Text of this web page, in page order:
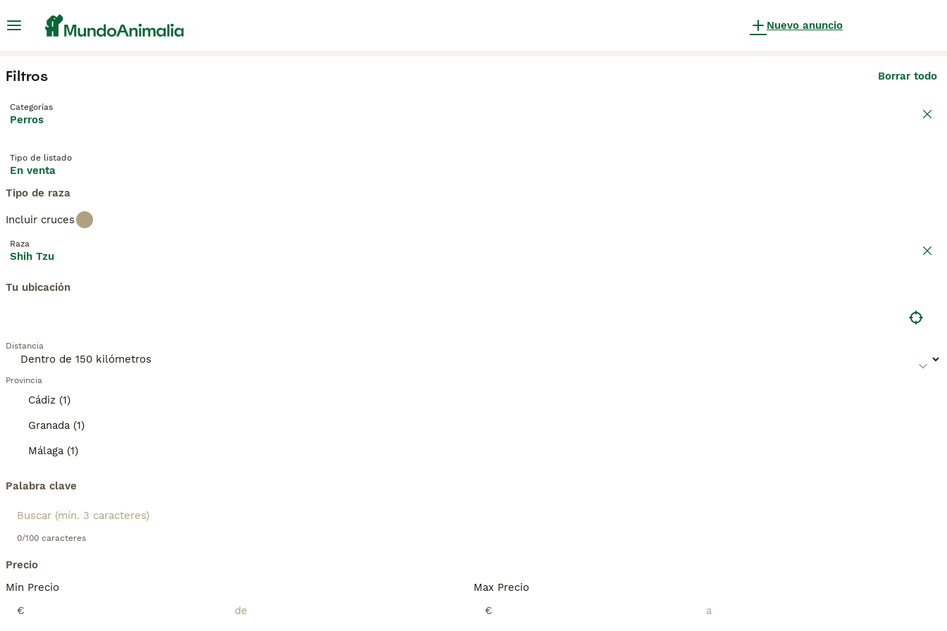
Nuevo anuncio
Filtros Borrar todo
Categorías
Perros
Tipo de listado
En venta
Tipo de raza
Incluir cruces
Raza
Shih Tzu
Tu ubicación
Distancia
Provincia
Cádiz (1)
Granada (1)
Málaga (1)
Palabra clave
0/100 caracteres
Precio
Min Precio
€
Max Precio
€